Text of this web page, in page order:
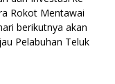
Rokot Mentawai
berikutnya akan
Pelabuhan Teluk